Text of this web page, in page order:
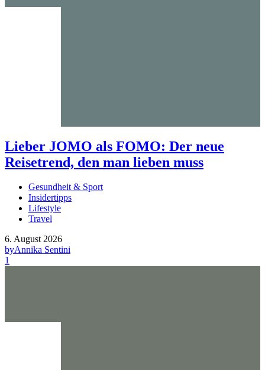
Lieber JOMO als FOMO: Der neue
Reisetrend, den man lieben muss
Gesundheit & Sport
Insidertipps
Lifestyle
Travel
6. August 2026
byAnnika Sentini
1